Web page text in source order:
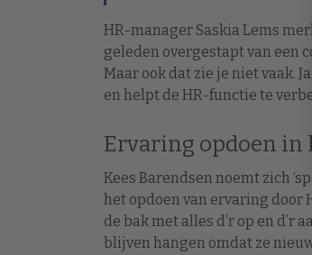
HR-manager Saskia Lems
geleden overgestapt van een
Maar ook dat zie je niet vaak.
en helpt de HR-functie te
Ervaring opdoen in
Kees Barendsen noemt zich
het opdoen van ervaring door
de bak met alles d’r op en
blijven hangen omdat ze